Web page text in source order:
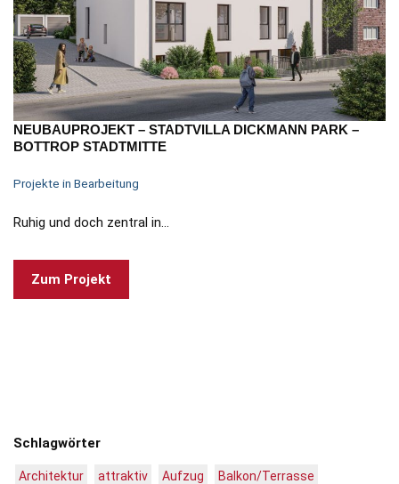
NEUBAUPROJEKT – STADTVILLA DICKMANN PARK –
BOTTROP STADTMITTE
Projekte in Bearbeitung
Ruhig und doch zentral in…
Zum Projekt
Schlagwörter
Architektur attraktiv Aufzug
Balkon/Terrasse